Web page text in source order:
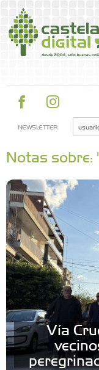
NEWSLETTER
Notas sobre:
Vía